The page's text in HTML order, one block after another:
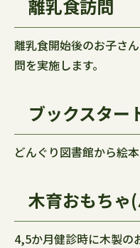
離乳食訪問
離乳食開始後のお子さ
問を実施します。
ブックスター
どんぐり図書館から絵
木育おもちゃ
4,5か月健診時に木製の